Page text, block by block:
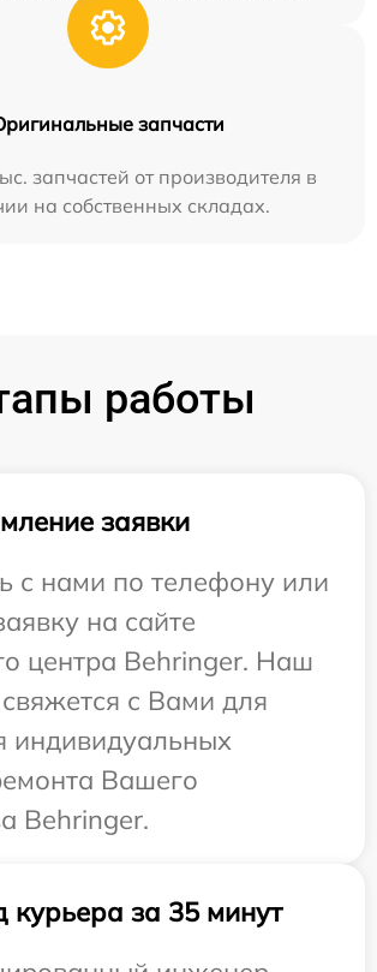
запчасти
запчастей от производителя в
на собственных складах.
работы
заявки
с нами по телефону или
на сайте
центра Behringer. Наш
с Вами для
индивидуальных
Вашего
Behringer.
курьера за 35 минут